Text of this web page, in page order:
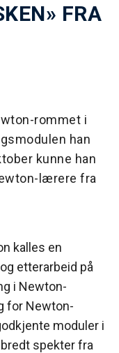
FRA
rommet i
han
kunne han
lærere fra
kalles en
etterarbeid på
i Newton-
for Newton-
moduler i
spekter fra